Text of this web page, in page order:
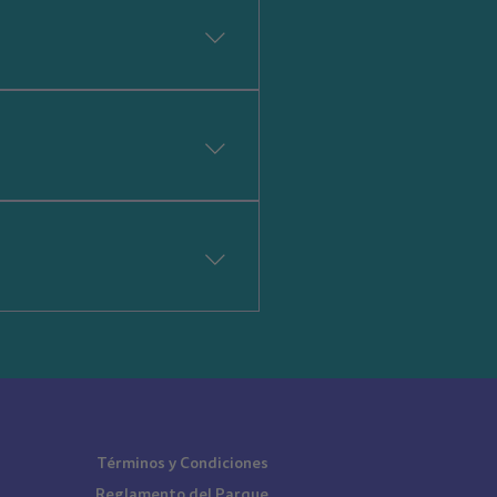
los puedes adquirir
antideslizantes, que
parque contamos con un
Términos y Condiciones